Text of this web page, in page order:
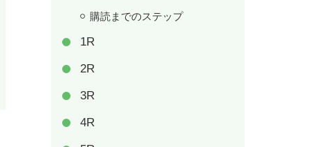
購読までのステップ
1R
2R
3R
4R